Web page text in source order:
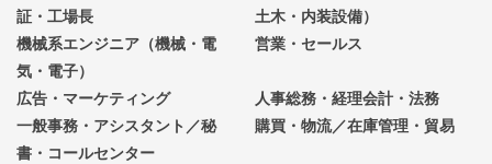
証・工場長
土木・内装設備）
機械系エンジニア（機械・電
気・電子）
営業・セールス
広告・マーケティング
人事総務・経理会計・法務
一般事務・アシスタント／秘
書・コールセンター
購買・物流／在庫管理・貿易